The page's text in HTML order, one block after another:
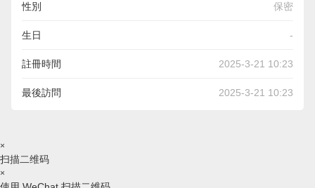
性別 保密
生日 -
註冊時間 2025-3-21 10:23
最後訪問 2025-3-21 10:23
×
扫描二维码
×